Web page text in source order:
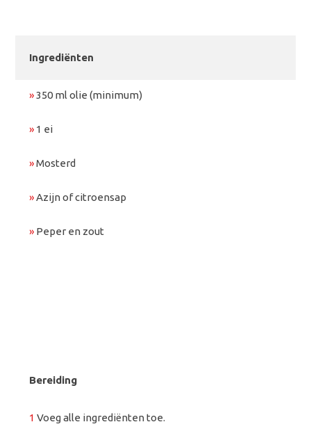
Ingrediënten
»350 ml olie (minimum)
» 1 ei
»Mosterd
»Azijn of citroensap
» Peper en zout
Bereiding
1Voeg alle ingrediënten toe.